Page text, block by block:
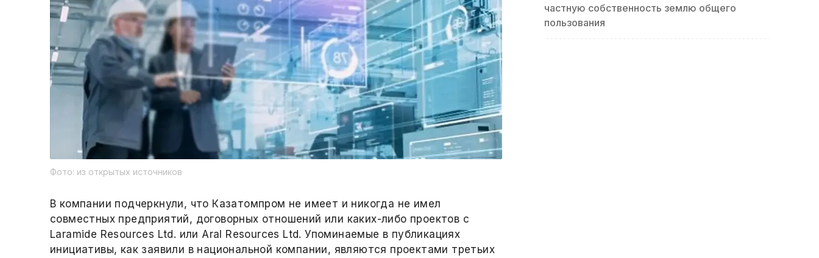
Фото: из открытых источников
В компании подчеркнули, что Казатомпром не имеет и никогда не имел
совместных предприятий, договорных отношений или каких-либо проектов с
Laramide Resources Ltd. или Aral Resources Ltd. Упоминаемые в публикациях
инициативы, как заявили в национальной компании, являются проектами третьих
частную собственность землю общего
пользования